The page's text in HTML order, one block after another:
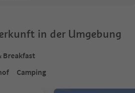
in der Umgebung
Breakfast
Camping